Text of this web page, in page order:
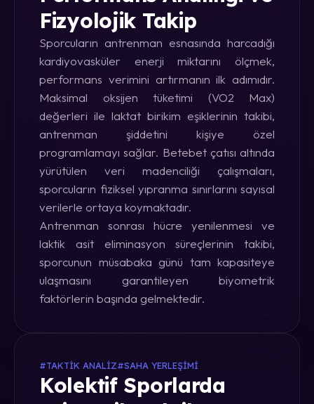
Fizyolojik Takip
Sporcuların antrenman esnasında harcadığı
kardiyovasküler enerji miktarını ölçmek,
performans verimini artırmanın ilk adımıdır.
Maksimal oksijen tüketimi (VO2 Max)
değerleri ile laktat birikim eşiklerinin takibi,
antrenman şiddetini kişiye özel
programlamayı sağlar. Betebet çatısı altında
yürütülen veri madenciliği çalışmaları,
sporcuların fiziksel yıpranma sınırlarını sayısal
verilerle ortaya koymaktadır.
Antrenman sonrası hücre yenilenmesi ve
laktik asit eliminasyon süreçlerinin takibi,
sporcunun müsabaka günü tam kapasiteye
ulaşmasını garantileyen biyometrik
faktörlerin başında gelmektedir.
#TAKTIK ANALIZ#SAHA YERLEŞIMI
Kolektif Sporlarda